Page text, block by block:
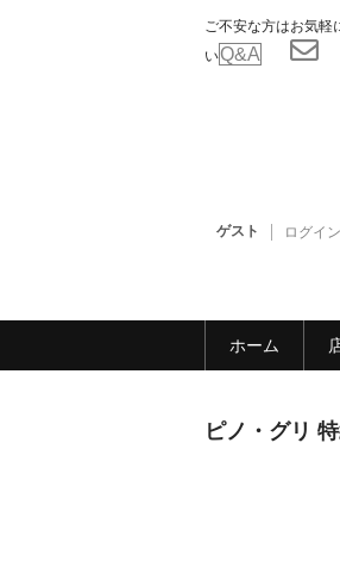
ご不安な方はお気軽
いQ&A
ゲスト ログイン
ホーム
ピノ・グリ